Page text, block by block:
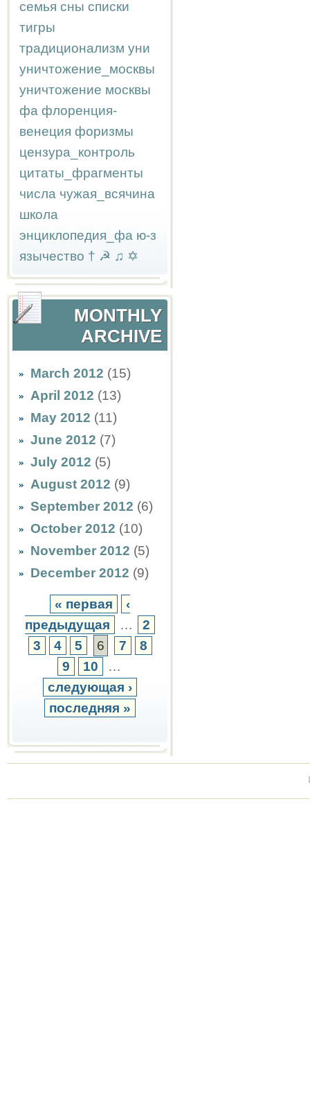
семья сны списки
тигры
традиционализм уни
уничтожение_москвы
уничтожение москвы
фа флоренция-
венеция форизмы
цензура_контроль
цитаты_фрагменты
числа чужая_всячина
школа
энциклопедия_фа ю-з
язычество † ☭ ♫ ✡
MONTHLY
ARCHIVE
March 2012 (15)
April 2012 (13)
May 2012 (11)
June 2012 (7)
July 2012 (5)
August 2012 (9)
September 2012 (6)
October 2012 (10)
November 2012 (5)
December 2012 (9)
« первая
‹
предыдущая
…
2
3
4 5 6 7
8
9
10
…
следующая ›
последняя »